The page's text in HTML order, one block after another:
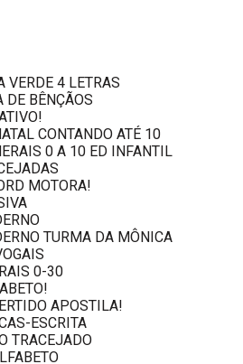
VERDE 4 LETRAS
DE BÊNÇÃOS
CONTANDO ATÉ 10
0 A 10 ED INFANTIL
MOTORA!
TURMA DA MÔNICA
0-30
APOSTILA!
ESCRITA
TRACEJADO